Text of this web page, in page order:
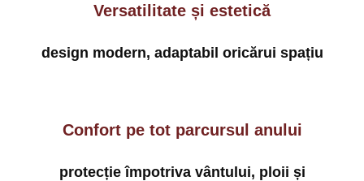
Versatilitate și estetică
design modern, adaptabil oricărui spațiu
Confort pe tot parcursul anului
protecție împotriva vântului, ploii și